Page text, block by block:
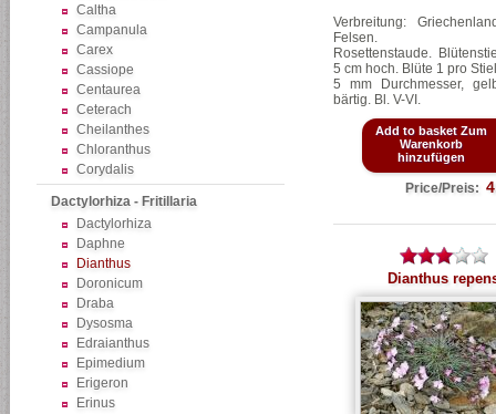
Caltha
Campanula
Carex
Cassiope
Centaurea
Ceterach
Cheilanthes
Chloranthus
Corydalis
Dactylorhiza - Fritillaria
Dactylorhiza
Daphne
Dianthus
Doronicum
Draba
Dysosma
Edraianthus
Epimedium
Erigeron
Erinus
Verbreitung:
Felsen.
Rosettenstaude.
5 cm hoch. Blüte 1 pro
5 mm Durchmesser,
bärtig. Bl. V-VI.
Add to basket Zum
Warenkorb
hinzufügen
Price/Preis:
Dianthus